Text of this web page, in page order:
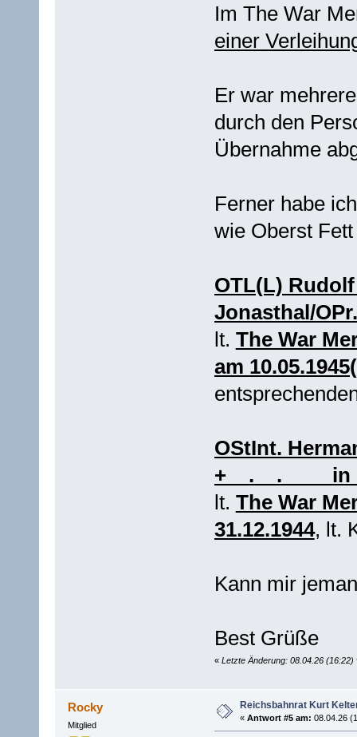
Im The War
einer
Er war
durch den
Übernahme
Ferner habe
wie Oberst
OTL(L)
Jonasthal/
lt. The War
am
OStInt.
+__.__.____ in
lt. The War
31.12.1944, lt.
Kann mir
Best Grüße
« Letzte Änderung: 08.04.26
Rocky
Mitglied
Reichsbahnrat Kurt
« Antwort #5 am: 08.04.26